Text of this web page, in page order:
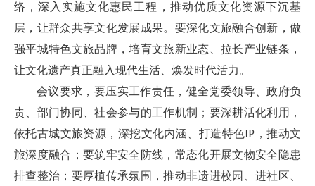
络，深入实施文化惠民工程，推动优质文化资源下沉基
层，让群众共享文化发展成果。要深化文旅融合创新，做
强平城特色文旅品牌，培育文旅新业态、拉长产业链条，
让文化遗产真正融入现代生活、焕发时代活力。
会议要求，要压实工作责任，健全党委领导、政府负
责、部门协同、社会参与的工作机制；要深耕活化利用，
依托古城文旅资源，深挖文化内涵、打造特色IP，推动文
旅深度融合；要筑牢安全防线，常态化开展文物安全隐患
排查整治；要厚植传承氛围，推动非遗进校园、进社区、